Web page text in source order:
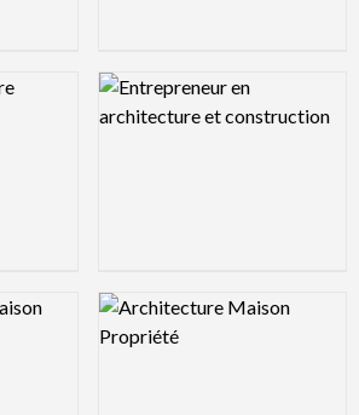
Logo Preview Image
Logo Preview Image